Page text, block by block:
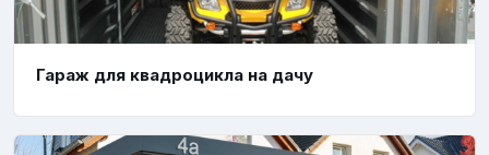
Гараж для квадроцикла на дачу